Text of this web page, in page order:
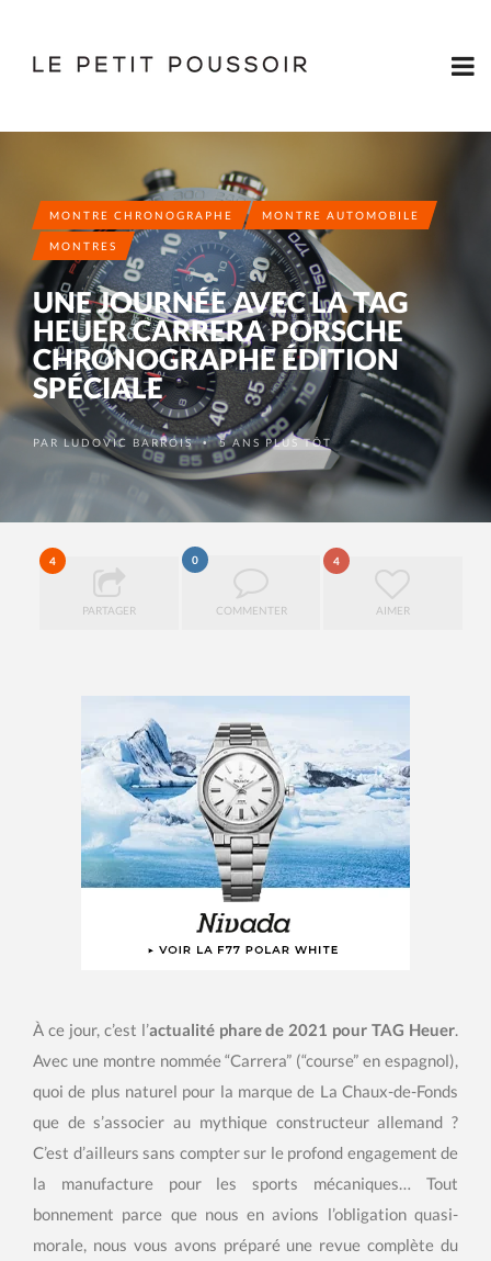
MONTRE CHRONOGRAPHE MONTRE AUTOMOBILE
MONTRES
UNE JOURNÉE AVEC LA TAG
HEUER CARRERA PORSCHE
CHRONOGRAPHE ÉDITION
SPÉCIALE
PARLUDOVIC BARROIS•5 ANS PLUS TÔT
4
PARTAGER
0
COMMENTER
4
AIMER
À ce jour, c’est l’actualité phare de 2021 pour TAG Heuer.
Avec une montre nommée “Carrera” (“course” en espagnol),
quoi de plus naturel pour la marque de La Chaux-de-Fonds
que de s’associer au mythique constructeur allemand ?
C’est d’ailleurs sans compter sur le profond engagement de
la manufacture pour les sports mécaniques… Tout
bonnement parce que nous en avions l’obligation quasi-
morale, nous vous avons préparé une revue complète du